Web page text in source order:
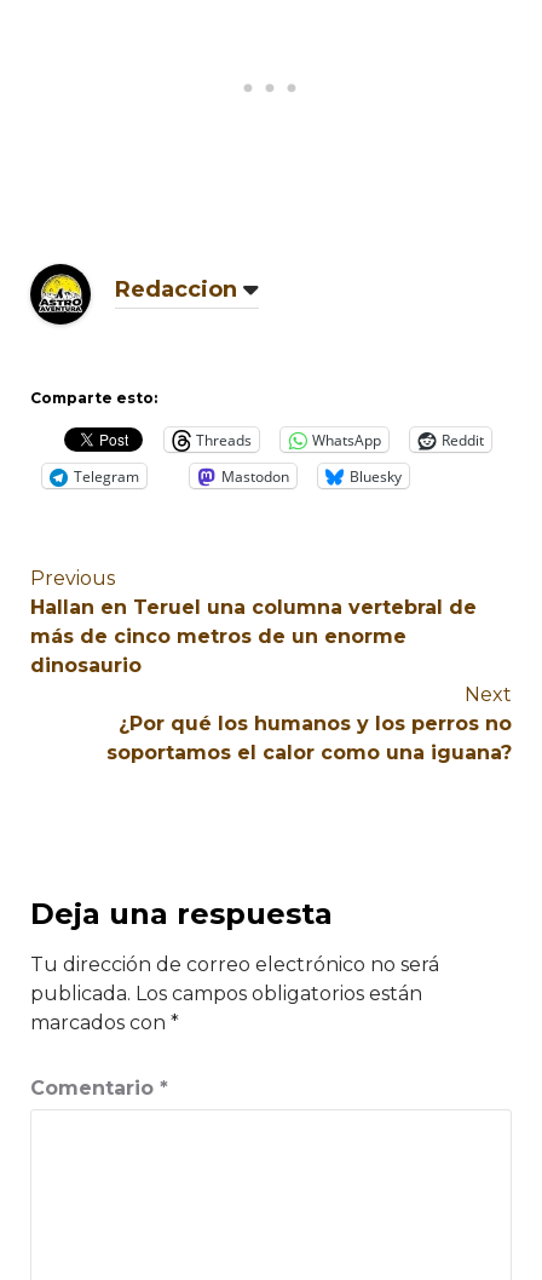
Redaccion
Comparte esto:
Threads WhatsApp
Reddit
Telegram
Mastodon Bluesky
Previous
Hallan en Teruel una columna vertebral de
más de cinco metros de un enorme
dinosaurio
Next
¿Por qué los humanos y los perros no
soportamos el calor como una iguana?
Deja una respuesta
Tu dirección de correo electrónico no será
publicada. Los campos obligatorios están
marcados con *
Comentario *